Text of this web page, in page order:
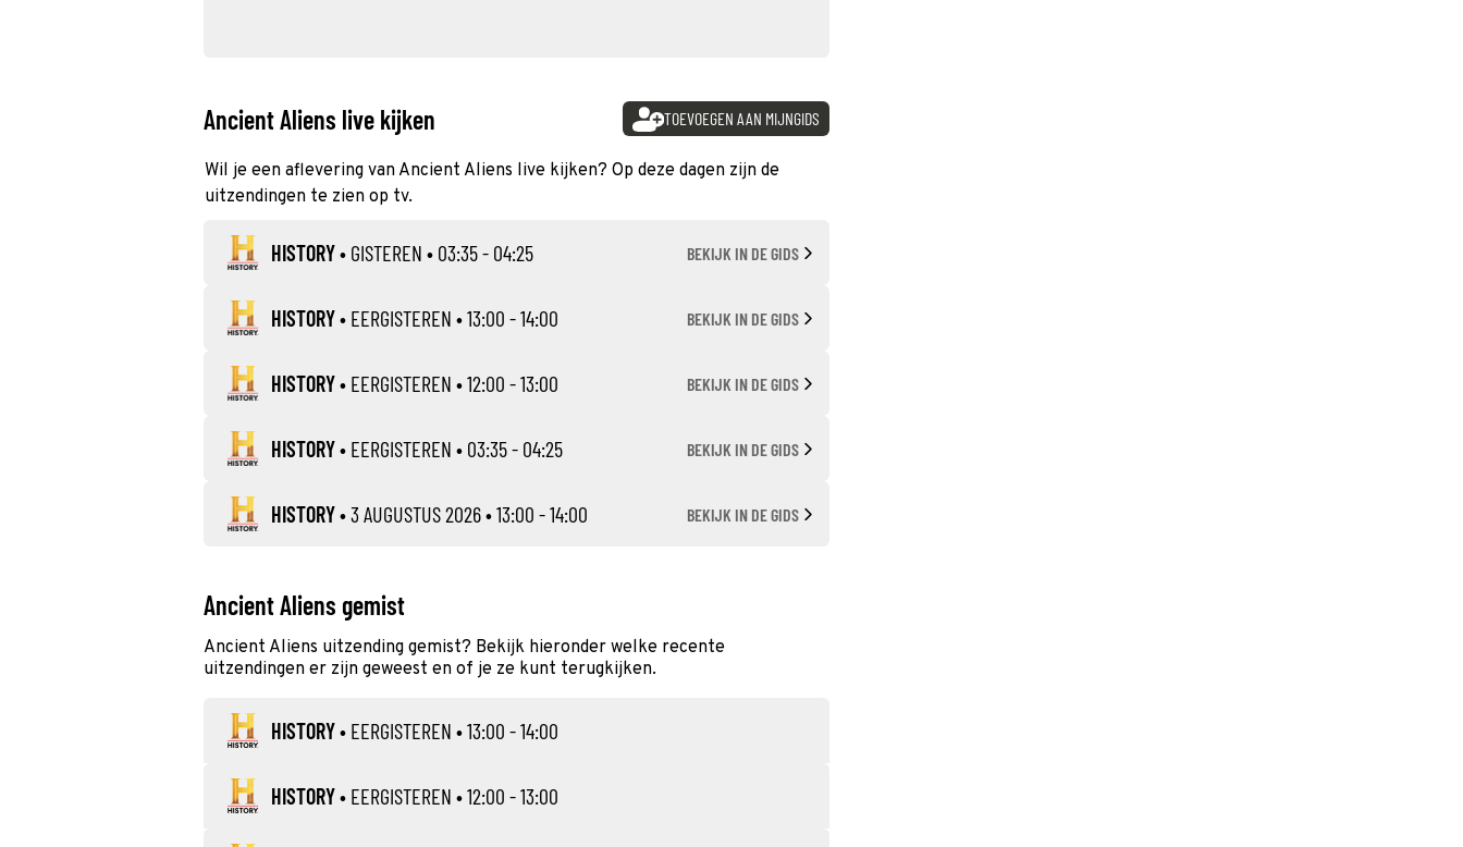
Ancient Aliens live kijken TOEVOEGEN AAN MIJNGIDS
Wil je een aflevering van Ancient Aliens live kijken? Op deze dagen zijn de
uitzendingen te zien op tv.
HISTORY• GISTEREN • 03:35 - 04:25 BEKIJK IN DE GIDS
HISTORY• EERGISTEREN • 13:00 - 14:00 BEKIJK IN DE GIDS
HISTORY• EERGISTEREN • 12:00 - 13:00 BEKIJK IN DE GIDS
HISTORY• EERGISTEREN • 03:35 - 04:25 BEKIJK IN DE GIDS
HISTORY•3 AUGUSTUS 2026• 13:00 - 14:00 BEKIJK IN DE GIDS
Ancient Aliens gemist
Ancient Aliens uitzending gemist? Bekijk hieronder welke recente
uitzendingen er zijn geweest en of je ze kunt terugkijken.
HISTORY• EERGISTEREN • 13:00 - 14:00
HISTORY• EERGISTEREN • 12:00 - 13:00